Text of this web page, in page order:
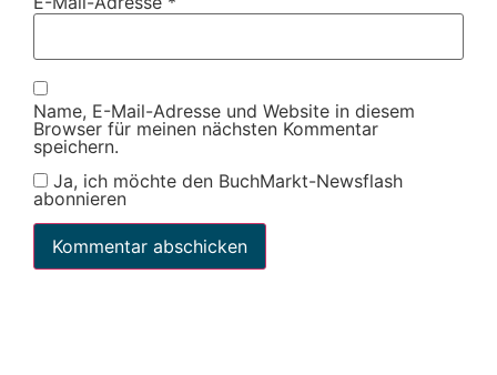
Name, E-Mail-Adresse und Website in diesem
Browser für meinen nächsten Kommentar
speichern.
Ja, ich möchte den BuchMarkt-Newsflash
abonnieren